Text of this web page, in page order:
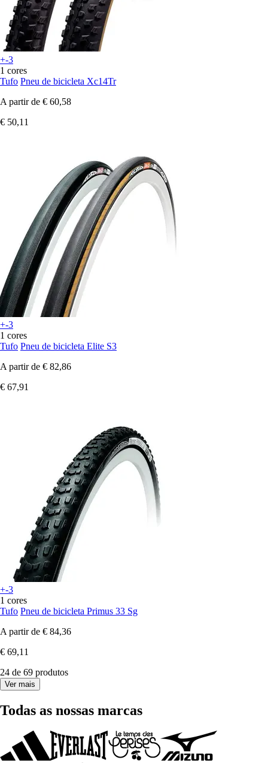
+-3
1 cores
Tufo Pneu de bicicleta Xc14Tr
A partir de € 60,58
€ 50,11
+-3
1 cores
Tufo Pneu de bicicleta Elite S3
A partir de € 82,86
€ 67,91
+-3
1 cores
Tufo Pneu de bicicleta Primus 33 Sg
A partir de € 84,36
€ 69,11
24 de 69 produtos
Ver mais
Todas as nossas marcas